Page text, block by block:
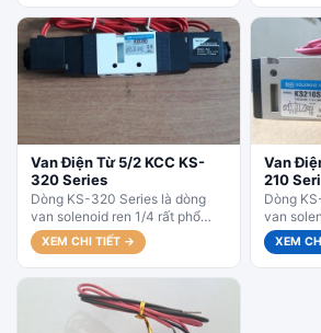
Van Điện Từ 5/2 KCC KS-
320 Series
Dòng KS-320 Series là dòng
van solenoid ren 1/4 rất phổ
biến và bán chạy nhất, có cả
phiên bản...
XEM CHI TIẾT →
Van
210
Dòng
van
biến, có
(Single
XEM